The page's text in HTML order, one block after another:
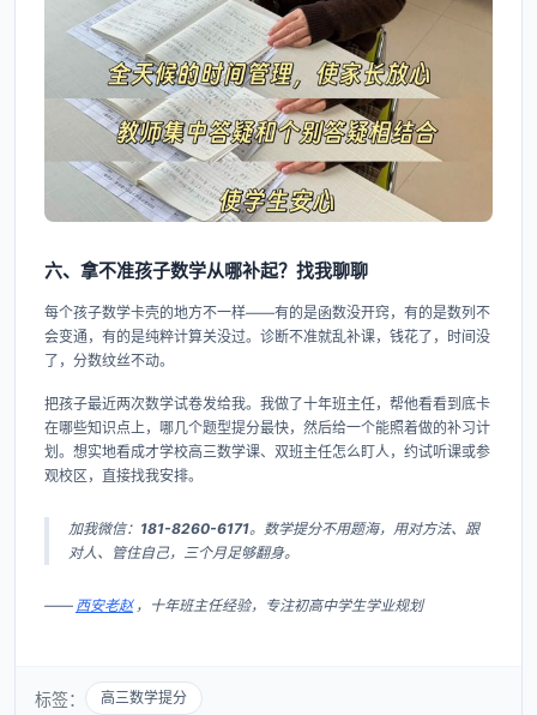
六、拿不准孩子数学从哪补起？找我聊聊
每个孩子数学卡壳的地方不一样——有的是函数没开窍，有的是数列不
会变通，有的是纯粹计算关没过。诊断不准就乱补课，钱花了，时间没
了，分数纹丝不动。
把孩子最近两次数学试卷发给我。我做了十年班主任，帮他看看到底卡
在哪些知识点上，哪几个题型提分最快，然后给一个能照着做的补习计
划。想实地看成才学校高三数学课、双班主任怎么盯人，约试听课或参
观校区，直接找我安排。
加我微信： 181-8260-6171。数学提分不用题海，用对方法、跟
对人、管住自己，三个月足够翻身。
—— 西安老赵 ，十年班主任经验，专注初高中学生学业规划
标签： 高三数学提分